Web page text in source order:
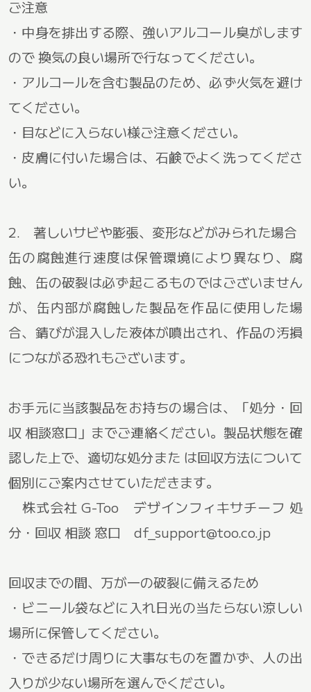
ご注意
・中身を排出する際、強いアルコール臭がします
ので 換気の良い場所で行なってください。
・アルコールを含む製品のため、必ず火気を避け
てください。
・目などに入らない様ご注意ください。
・皮膚に付いた場合は、石鹸でよく洗ってくださ
い。
2. 著しいサビや膨張、変形などがみられた場合
缶の腐蝕進行速度は保管環境により異なり、腐
蝕、缶の破裂は必ず起こるものではございません
が、缶内部が腐蝕した製品を作品に使用した場
合、錆びが混入した液体が噴出され、作品の汚損
につながる恐れもございます。
お手元に当該製品をお持ちの場合は、「処分・回
収 相談窓口」までご連絡ください。製品状態を確
認した上で、適切な処分また は回収方法について
個別にご案内させていただきます。
株式会社 G-Too デザインフィキサチーフ 処
分・回収 相談 窓口 df_support@too.co.jp
回収までの間、万が一の破裂に備えるため
・ビニール袋などに入れ日光の当たらない涼しい
場所に保管してください。
・できるだけ周りに大事なものを置かず、人の出
入りが少ない場所を選んでください。